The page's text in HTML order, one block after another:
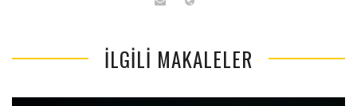
İLGILI MAKALELER